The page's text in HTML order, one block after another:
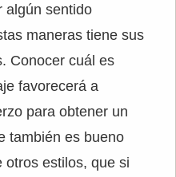
algún sentido
maneras tiene sus
Conocer cuál es
favorecerá a
para obtener un
también es bueno
otros estilos, que si